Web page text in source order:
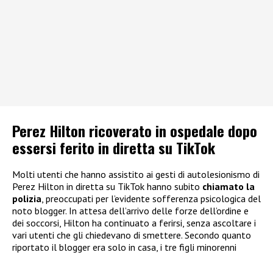
Perez Hilton ricoverato in ospedale dopo
essersi ferito in diretta su TikTok
Molti utenti che hanno assistito ai gesti di autolesionismo di
Perez Hilton in diretta su TikTok hanno subito chiamato la
polizia, preoccupati per l’evidente sofferenza psicologica del
noto blogger. In attesa dell’arrivo delle forze dell’ordine e
dei soccorsi, Hilton ha continuato a ferirsi, senza ascoltare i
vari utenti che gli chiedevano di smettere. Secondo quanto
riportato il blogger era solo in casa, i tre figli minorenni